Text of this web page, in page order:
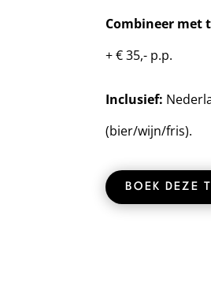
Combineer met
+ € 35,- p.p.
Inclusief:
(bier/wijn/fris).
BOEK DEZE